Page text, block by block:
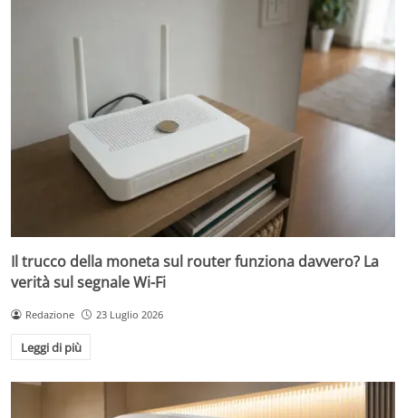
Il trucco della moneta sul router funziona davvero? La
verità sul segnale Wi-Fi
Redazione 23 Luglio 2026
Leggi di più